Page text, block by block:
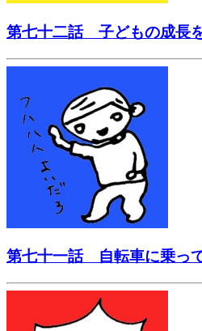
第七十二話 子どもの成長
第七十一話 自転車に乗っ